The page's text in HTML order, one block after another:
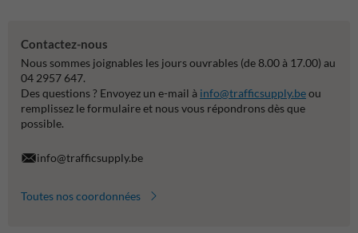
Contactez-nous
Nous sommes joignables les jours ouvrables (de 8.00 à 17.00) au
04 2957 647.
Des questions ? Envoyez un e-mail à info@trafficsupply.beou
remplissez le formulaire et nous vous répondrons dès que
possible.
info@trafficsupply.be
Toutes nos coordonnées